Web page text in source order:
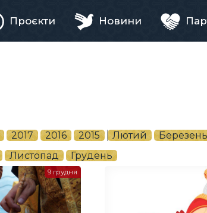
Проєкти Новини
2017 2016 2015 Лютий Березень
Листопад Грудень
9 грудня